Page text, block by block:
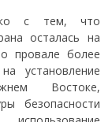
с тем, что
осталась на
провале более
установление
Востоке,
безопасности